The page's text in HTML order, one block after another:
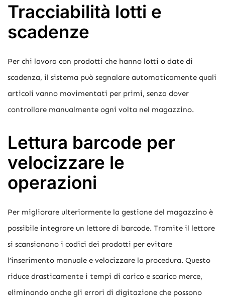
Tracciabilità lotti e
scadenze
Per chi lavora con prodotti che hanno lotti o date di
scadenza, il sistema può segnalare automaticamente quali
articoli vanno movimentati per primi, senza dover
controllare manualmente ogni volta nel magazzino.
Lettura barcode per
velocizzare le
operazioni
Per migliorare ulteriormente la gestione del magazzino è
possibile integrare un lettore di barcode. Tramite il lettore
si scansionano i codici dei prodotti per evitare
l’inserimento manuale e velocizzare la procedura. Questo
riduce drasticamente i tempi di carico e scarico merce,
eliminando anche gli errori di digitazione che possono